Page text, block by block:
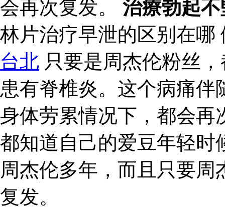
会再次复发。 治療勃起不
林片治疗早泄的区别在
台北 只要是周杰伦粉丝
患有脊椎炎。这个病痛
身体劳累情况下，都会再
都知道自己的爱豆年轻时
周杰伦多年，而且只要
复发。